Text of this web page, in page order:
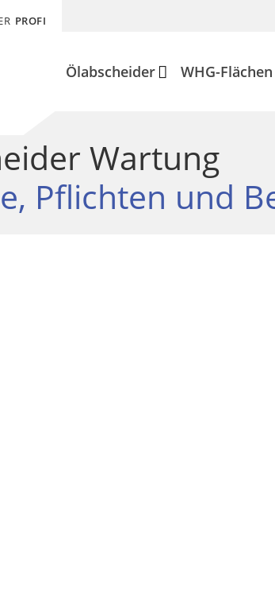
PROFI
Ölabscheider WHG-Flächen
Wartung
Pflichten und